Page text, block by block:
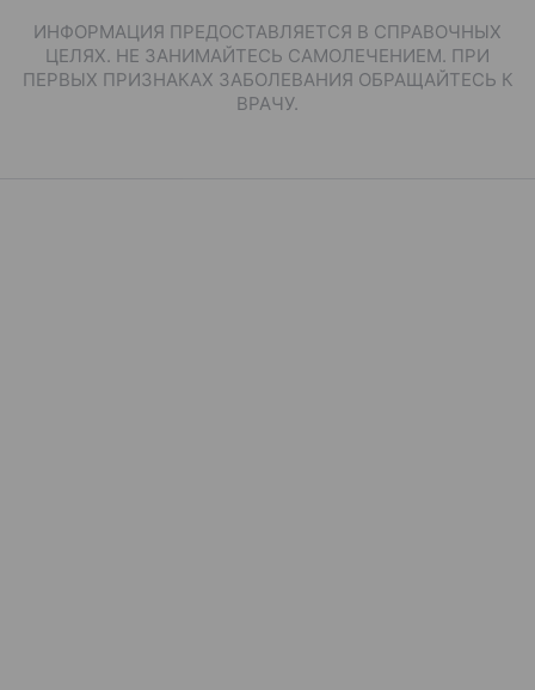
ИНФОРМАЦИЯ ПРЕДОСТАВЛЯЕТСЯ В СПРАВОЧНЫХ
ЦЕЛЯХ. НЕ ЗАНИМАЙТЕСЬ САМОЛЕЧЕНИЕМ. ПРИ
ПЕРВЫХ ПРИЗНАКАХ ЗАБОЛЕВАНИЯ ОБРАЩАЙТЕСЬ К
ВРАЧУ.